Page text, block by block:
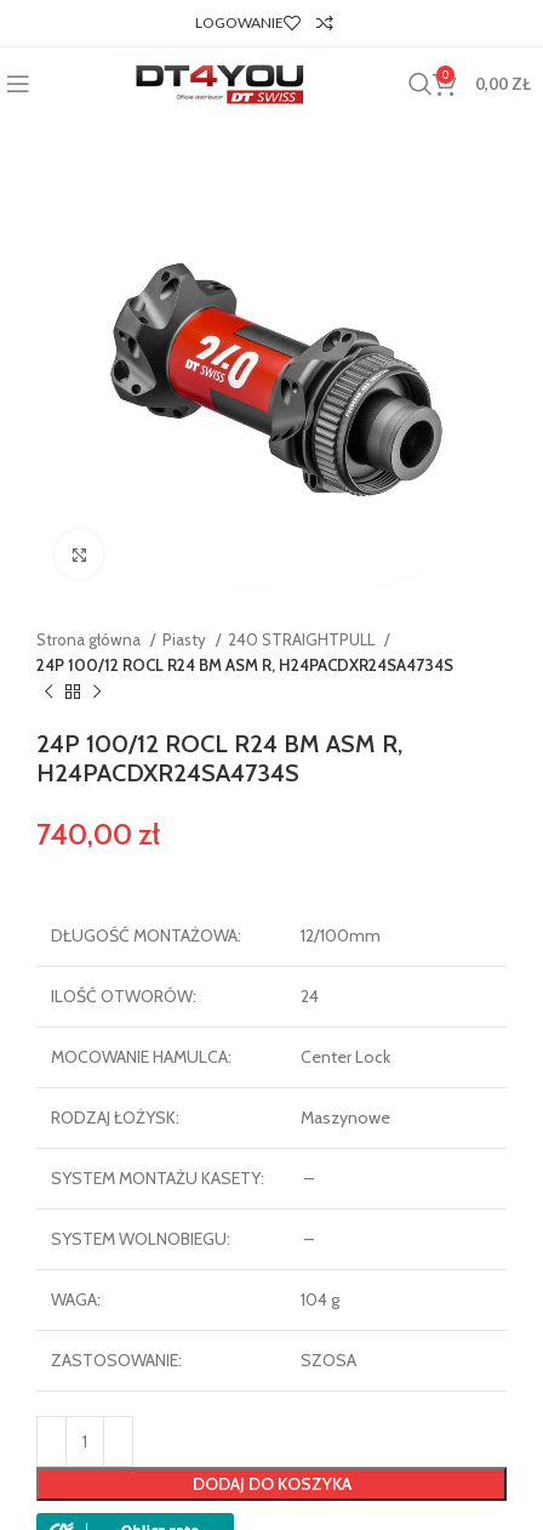
LOGOWANIE
0 0,00 ZŁ
Strona główna Piasty
240 STRAIGHTPULL
24P 100/12 ROCL R24 BM ASM R, H24PACDXR24SA4734S
24P 100/12 ROCL R24 BM ASM R,
H24PACDXR24SA4734S
740,00 zł
DŁUGOŚĆ MONTAŻOWA: 12/100mm
ILOŚĆ OTWORÓW: 24
MOCOWANIE HAMULCA: Center Lock
RODZAJ ŁOŻYSK: Maszynowe
SYSTEM MONTAŻU KASETY: –
SYSTEM WOLNOBIEGU: –
WAGA: 104 g
ZASTOSOWANIE: SZOSA
DODAJ DO KOSZYKA